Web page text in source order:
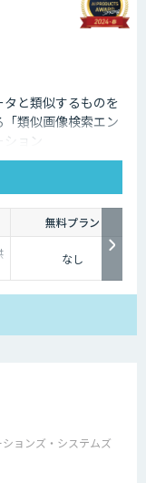
と類似するものを
類似画像検索エン
ョン
無料プラン
なし
ョンズ・システムズ